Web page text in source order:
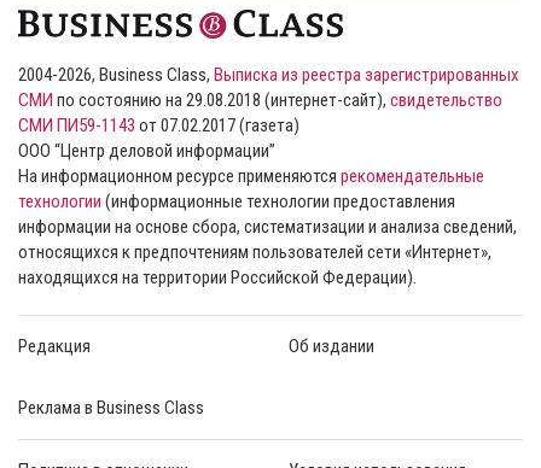
2004-2026, Business Class, Выписка из реестра зарегистрированных
СМИ по состоянию на 29.08.2018 (интернет-сайт), свидетельство
СМИ ПИ59-1143 от 07.02.2017 (газета)
ООО “Центр деловой информации”
На информационном ресурсе применяются рекомендательные
технологии (информационные технологии предоставления
информации на основе сбора, систематизации и анализа сведений,
относящихся к предпочтениям пользователей сети «Интернет»,
находящихся на территории Российской Федерации).
Редакция Об издании
Реклама в Business Class